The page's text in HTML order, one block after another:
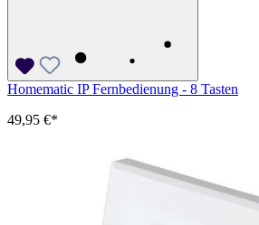
Homematic IP Fernbedienung - 8 Tasten
49,95 €*